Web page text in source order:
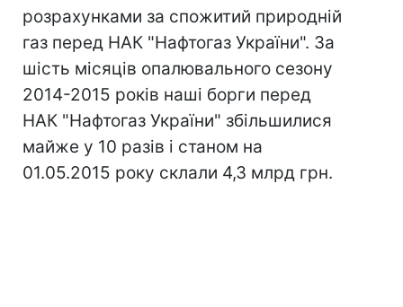
розрахунками за спожитий природній
газ перед НАК "Нафтогаз України". За
шість місяців опалювального сезону
2014-2015 років наші борги перед
НАК "Нафтогаз України" збільшилися
майже у 10 разів і станом на
01.05.2015 року склали 4,3 млрд грн.